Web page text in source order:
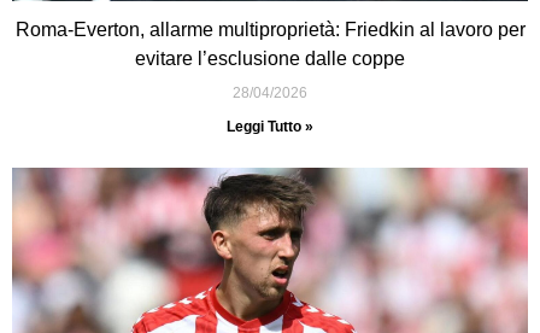
Roma-Everton, allarme multiproprietà: Friedkin al lavoro per
evitare l’esclusione dalle coppe
28/04/2026
Leggi Tutto »